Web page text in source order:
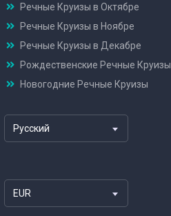
Речные Круизы в Октябре
Речные Круизы в Ноябре
Речные Круизы в Декабре
Рождественские Речные Круизы
Новогодние Речные Круизы
Русский
EUR